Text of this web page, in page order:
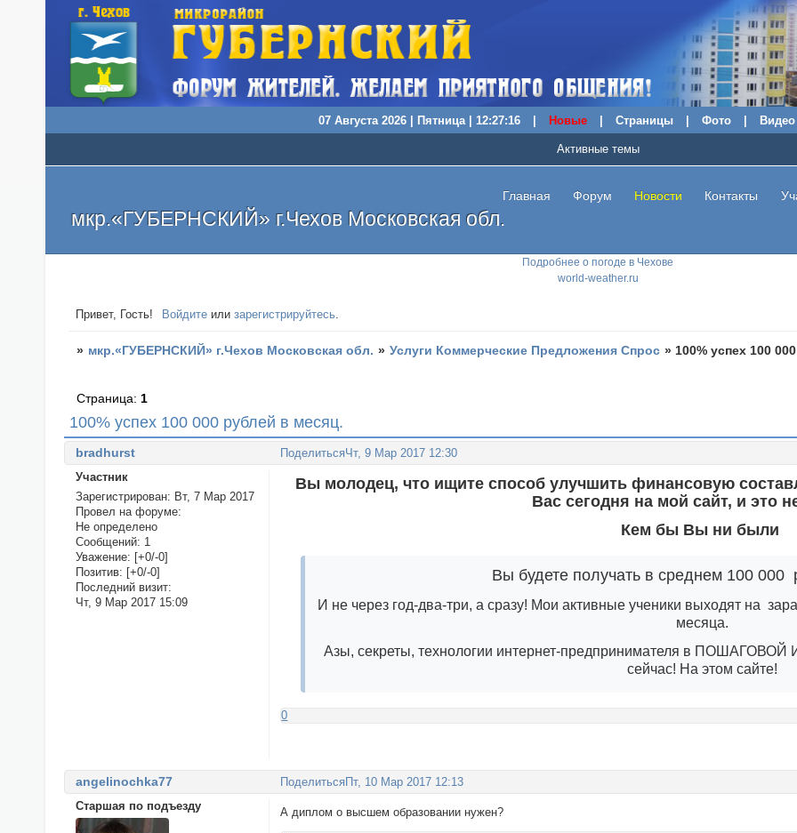
07 Августа 2026 | Пятница | 12:27:17 Новые Страницы Фото Видео
Подробнее о погоде в Чехове
world-weather.ru
мкр.«ГУБЕРНСКИЙ» г.Чехов Московская обл.
Главная Форум Новости Контакты
Активные темы
Привет, Гость! Войдите илизарегистрируйтесь.
» мкр.«ГУБЕРНСКИЙ» г.Чехов Московская обл. » Услуги Коммерческие Предложения Спрос » 100% успех 100
100% успех 100 000 рублей в месяц.
Страница: 1
ПоделитьсяЧт, 9 Мар 2017 12:30
bradhurst
Участник
Зарегистрирован: Вт, 7 Мар 2017
Провел на форуме:
Не определено
Сообщений: 1
Уважение: [+0/-0]
Позитив: [+0/-0]
Последний визит:
Чт, 9 Мар 2017 15:09
Вы молодец, что ищите способ улучшить финансовую
Вас сегодня на мой сайт, и это
Кем бы Вы ни были
Вы будете получать в среднем 100 000
И не через год-два-три, а сразу! Мои активные ученики выходят на
месяца.
Азы, секреты, технологии интернет-предпринимателя в
сейчас! На этом сайте!
0
Поделиться Пт, 10 Мар 2017 12:13
angelinochka77
Старшая по подъезду
А диплом о высшем образовании нужен?